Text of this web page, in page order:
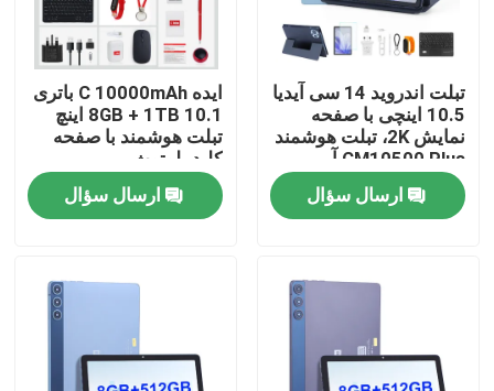
دربارهی ما
کارخانه تور
کنترل کیفیت
درخواست نقل قول
تبلت اندروید 14 سی آیدیا
10.5 اینچی با صفحه
نمایش 2K، تبلت هوشمند
CM10500 Plus آبی
ارسال سؤال
ایده C 10000mAh باتری
8GB + 1TB 10.1 اینچ
تبلت هوشمند با صفحه
کلید بلوتوث
CM8800pLUS
ارسال سؤال